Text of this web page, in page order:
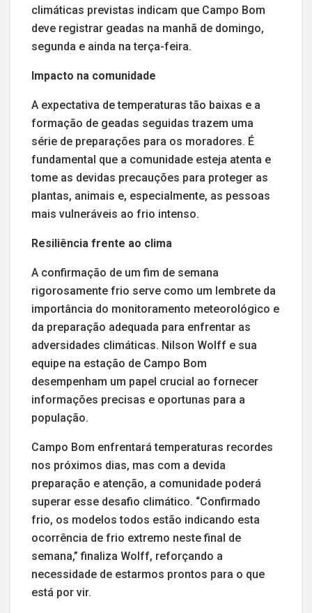
climáticas previstas indicam que Campo Bom
deve registrar geadas na manhã de domingo,
segunda e ainda na terça-feira.
Impacto na comunidade
A expectativa de temperaturas tão baixas e a
formação de geadas seguidas trazem uma
série de preparações para os moradores. É
fundamental que a comunidade esteja atenta e
tome as devidas precauções para proteger as
plantas, animais e, especialmente, as pessoas
mais vulneráveis ao frio intenso.
Resiliência frente ao clima
A confirmação de um fim de semana
rigorosamente frio serve como um lembrete da
importância do monitoramento meteorológico e
da preparação adequada para enfrentar as
adversidades climáticas. Nilson Wolff e sua
equipe na estação de Campo Bom
desempenham um papel crucial ao fornecer
informações precisas e oportunas para a
população.
Campo Bom enfrentará temperaturas recordes
nos próximos dias, mas com a devida
preparação e atenção, a comunidade poderá
superar esse desafio climático. “Confirmado
frio, os modelos todos estão indicando esta
ocorrência de frio extremo neste final de
semana,” finaliza Wolff, reforçando a
necessidade de estarmos prontos para o que
está por vir.